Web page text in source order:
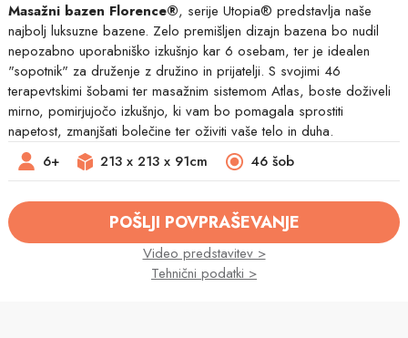
Masažni bazen Florence®, serije Utopia® predstavlja naše
najbolj luksuzne bazene. Zelo premišljen dizajn bazena bo nudil
nepozabno uporabniško izkušnjo kar 6 osebam, ter je idealen
"sopotnik" za druženje z družino in prijatelji. S svojimi 46
terapevtskimi šobami ter masažnim sistemom Atlas, boste doživeli
mirno, pomirjujočo izkušnjo, ki vam bo pomagala sprostiti
napetost, zmanjšati bolečine ter oživiti vaše telo in duha.
6+
213 x 213 x 91cm 46 šob
POŠLJI POVPRAŠEVANJE
Video predstavitev >
Tehnični podatki >